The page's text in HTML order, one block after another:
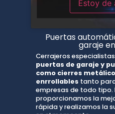
Estoy de
Puertas
garaje
Cerrajeros
puertas de garaje y
como cierres
enrrollables tanto
empresas de todo tipo.
proporcionamos la
rápida y realizamos la